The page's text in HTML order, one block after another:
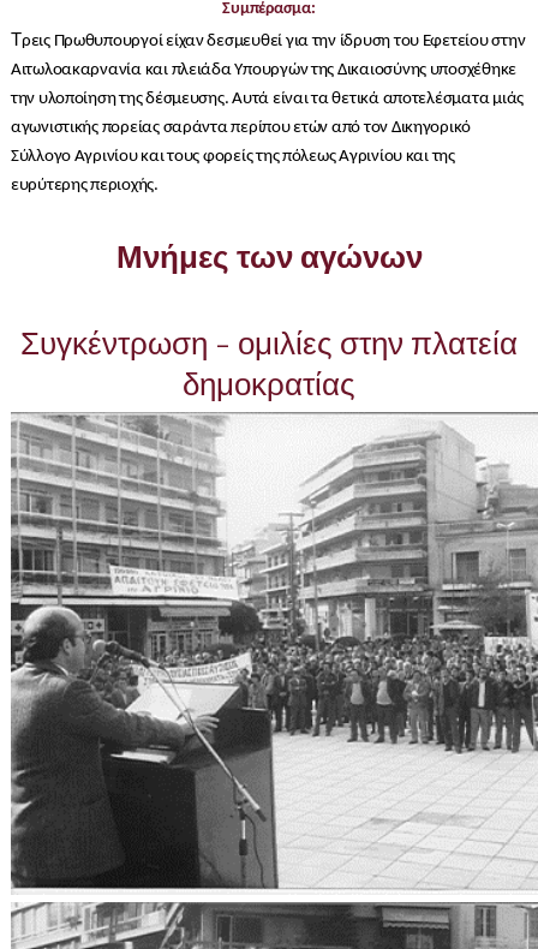
Συμπέρασμα:
Τρεις Πρωθυπουργοί είχαν δεσμευθεί για την ίδρυση του Εφετείου στην
Αιτωλοακαρνανία και πλειάδα Υπουργών της Δικαιοσύνης υποσχέθηκε
την υλοποίηση της δέσμευσης. Αυτά είναι τα θετικά αποτελέσματα μιάς
αγωνιστικής πορείας σαράντα περίπου ετών από τον Δικηγορικό
Σύλλογο Αγρινίου και τους φορείς της πόλεως Αγρινίου και της
ευρύτερης περιοχής.
Μνήμες των αγώνων
Συγκέντρωση - ομιλίες στην πλατεία
δημοκρατίας